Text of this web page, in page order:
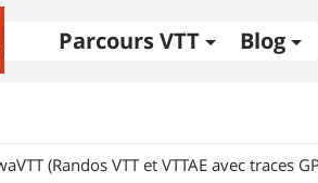
Parcours VTT Blog
(Randos VTT et VTTAE avec traces